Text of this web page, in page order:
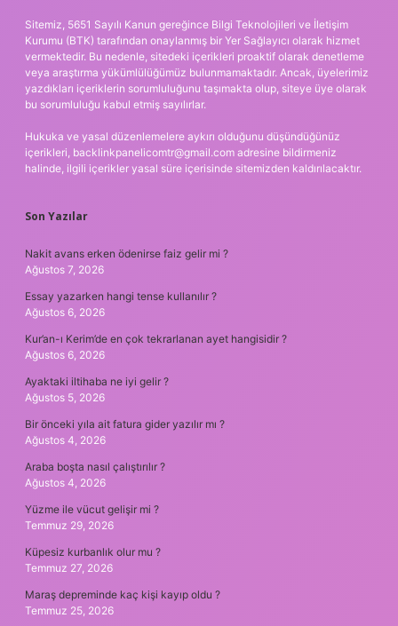
Sitemiz, 5651 Sayılı Kanun gereğince Bilgi Teknolojileri ve İletişim
Kurumu (BTK) tarafından onaylanmış bir Yer Sağlayıcı olarak hizmet
vermektedir. Bu nedenle, sitedeki içerikleri proaktif olarak denetleme
veya araştırma yükümlülüğümüz bulunmamaktadır. Ancak, üyelerimiz
yazdıkları içeriklerin sorumluluğunu taşımakta olup, siteye üye olarak
bu sorumluluğu kabul etmiş sayılırlar.
Hukuka ve yasal düzenlemelere aykırı olduğunu düşündüğünüz
içerikleri, backlinkpanelicomtr@gmail.com adresine bildirmeniz
halinde, ilgili içerikler yasal süre içerisinde sitemizden kaldırılacaktır.
Son Yazılar
Nakit avans erken ödenirse faiz gelir mi ?
Ağustos 7, 2026
Essay yazarken hangi tense kullanılır ?
Ağustos 6, 2026
Kur’an-ı Kerim’de en çok tekrarlanan ayet hangisidir ?
Ağustos 6, 2026
Ayaktaki iltihaba ne iyi gelir ?
Ağustos 5, 2026
Bir önceki yıla ait fatura gider yazılır mı ?
Ağustos 4, 2026
Araba boşta nasıl çalıştırılır ?
Ağustos 4, 2026
Yüzme ile vücut gelişir mi ?
Temmuz 29, 2026
Küpesiz kurbanlık olur mu ?
Temmuz 27, 2026
Maraş depreminde kaç kişi kayıp oldu ?
Temmuz 25, 2026